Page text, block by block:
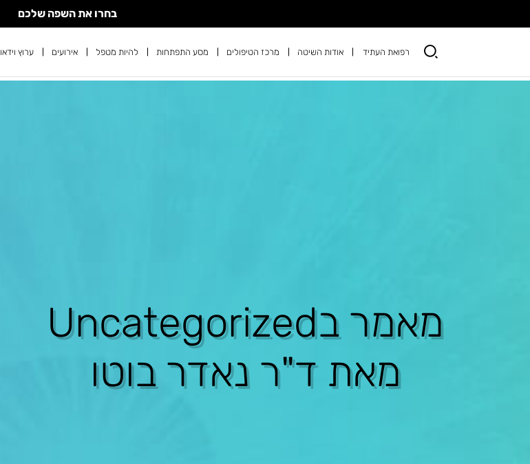
בחרו את השפה שלכם
רפואת העתיד אודות השיטה מרכז הטיפולים מסע התפתחות להיות מטפל אירועים ערוץ וידאו
מאמר בUncategorized
מאת ד"ר נאדר בוטו